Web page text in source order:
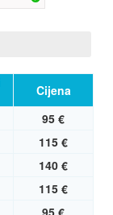
Cijena
95 €
115 €
140 €
115 €
95 €